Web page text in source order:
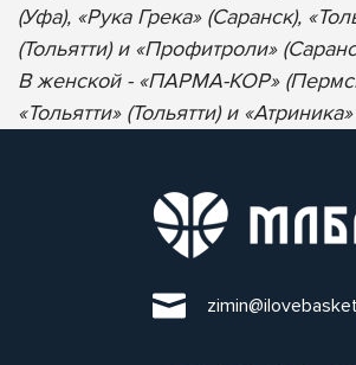
(Уфа), «Рука Грека» (Саранск),
(Тольятти) и «Профитроли»
В женской - «ПАРМА-КОР»
«Тольятти» (Тольятти) и